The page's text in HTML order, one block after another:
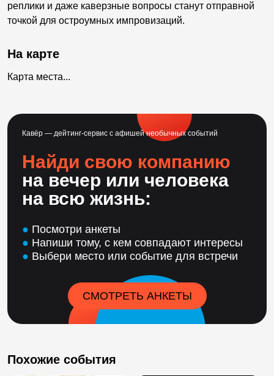
реплики и даже каверзные вопросы станут отправной
точкой для остроумных импровизаций.
На карте
Карта места...
Кавёр — дейтинг-сервис с афишей необычных событий
Найди свою компанию
на вечер или человека
на всю жизнь:
● Посмотри анкеты
● Напиши тому, с кем совпадают интересы
● Выбери место или событие для встречи
СМОТРЕТЬ АНКЕТЫ
Похожие события